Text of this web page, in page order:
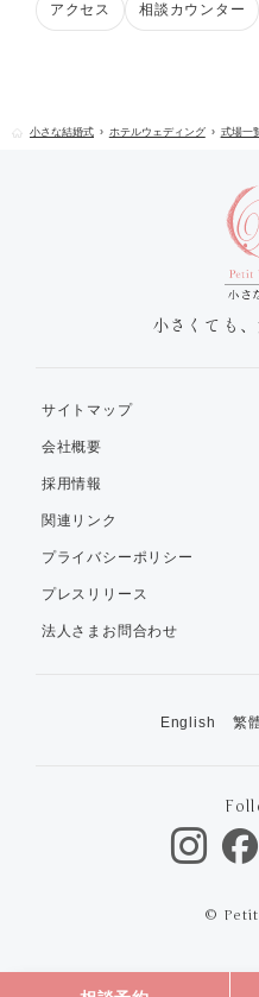
アクセス 相談カウンター
小さな結婚式 ホテルウェディング 式場一
小さくても、
サイトマップ
会社概要
採用情報
関連リンク
プライバシーポリシー
プレスリリース
法人さまお問合わせ
English 繁
© Petit